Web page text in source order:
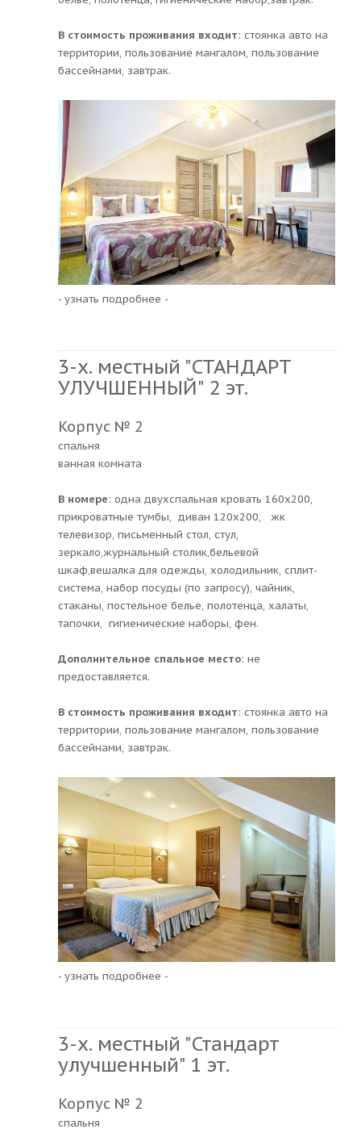
В стоимость проживания входит: стоянка авто на
территории, пользование мангалом, пользование
бассейнами, завтрак.
- узнать подробнее -
3-х. местный "СТАНДАРТ
УЛУЧШЕННЫЙ" 2 эт.
Корпус № 2
спальня
ванная комната
В номере: одна двухспальная кровать 160х200,
прикроватные тумбы, диван 120х200, жк
телевизор, письменный стол, стул,
зеркало,журнальный столик,бельевой
шкаф,вешалка для одежды, холодильник, сплит-
система, набор посуды (по запросу), чайник,
стаканы, постельное белье, полотенца, халаты,
тапочки, гигиенические наборы, фен.
Дополнительное спальное место: не
предоставляется.
В стоимость проживания входит: стоянка авто на
территории, пользование мангалом, пользование
бассейнами, завтрак.
- узнать подробнее -
3-х. местный "Стандарт
улучшенный" 1 эт.
Корпус № 2
спальня